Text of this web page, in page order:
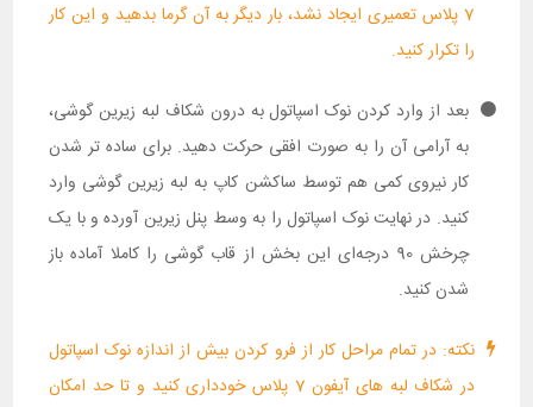
7 پلاس تعمیری ایجاد نشد، بار دیگر به آن گرما بدهید و این کار
را تکرار کنید.
بعد از وارد کردن نوک اسپاتول به درون شکاف لبه زیرین گوشی،
به آرامی آن را به صورت افقی حرکت دهید. برای ساده تر شدن
کار نیروی کمی هم توسط ساکشن کاپ به لبه زیرین گوشی وارد
کنید. در نهایت نوک اسپاتول را به وسط پنل زیرین آورده و با یک
چرخش 90 درجه‌ای این بخش از قاب گوشی را کاملا آماده باز
شدن کنید.
نکته: در تمام مراحل کار از فرو کردن بیش از اندازه نوک اسپاتول
در شکاف لبه های آیفون 7 پلاس خودداری کنید و تا حد امکان